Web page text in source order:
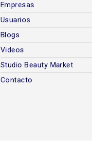
Empresas
Usuarios
Blogs
Videos
Studio Beauty Market
Contacto